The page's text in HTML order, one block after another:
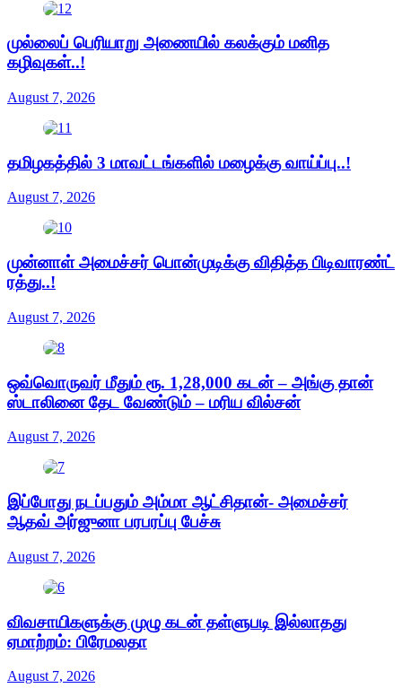
முல்லைப் பெரியாறு அணையில் கலக்கும் மனித
கழிவுகள்..!
August 7, 2026
தமிழகத்தில் 3 மாவட்டங்களில் மழைக்கு வாய்ப்பு..!
August 7, 2026
முன்னாள் அமைச்சர் பொன்முடிக்கு விதித்த பிடிவாரண்ட்
ரத்து..!
August 7, 2026
ஒவ்வொருவர் மீதும் ரூ. 1,28,000 கடன் – அங்கு தான்
ஸ்டாலினை தேட வேண்டும் – மரிய வில்சன்
August 7, 2026
இப்போது நடப்பதும் அம்மா ஆட்சிதான்- அமைச்சர்
ஆதவ் அர்ஜுனா பரபரப்பு பேச்சு
August 7, 2026
விவசாயிகளுக்கு முழு கடன் தள்ளுபடி இல்லாதது
ஏமாற்றம்: பிரேமலதா
August 7, 2026